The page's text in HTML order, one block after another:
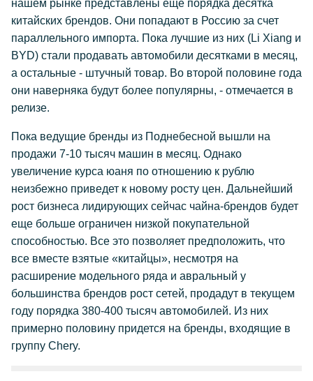
нашем рынке представлены еще порядка десятка
китайских брендов. Они попадают в Россию за счет
параллельного импорта. Пока лучшие из них (Li Xiang и
BYD) стали продавать автомобили десятками в месяц,
а остальные - штучный товар. Во второй половине года
они наверняка будут более популярны, - отмечается в
релизе.
Пока ведущие бренды из Поднебесной вышли на
продажи 7-10 тысяч машин в месяц. Однако
увеличение курса юаня по отношению к рублю
неизбежно приведет к новому росту цен. Дальнейший
рост бизнеса лидирующих сейчас чайна-брендов будет
еще больше ограничен низкой покупательной
способностью. Все это позволяет предположить, что
все вместе взятые «китайцы», несмотря на
расширение модельного ряда и авральный у
большинства брендов рост сетей, продадут в текущем
году порядка 380-400 тысяч автомобилей. Из них
примерно половину придется на бренды, входящие в
группу Chery.